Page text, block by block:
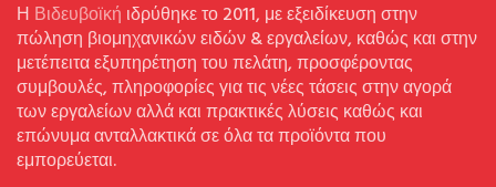
Η Βιδευβοϊκή ιδρύθηκε το 2011, με εξειδίκευση στην
πώληση βιομηχανικών ειδών & εργαλείων, καθώς και στην
μετέπειτα εξυπηρέτηση του πελάτη, προσφέροντας
συμβουλές, πληροφορίες για τις νέες τάσεις στην αγορά
των εργαλείων αλλά και πρακτικές λύσεις καθώς και
επώνυμα ανταλλακτικά σε όλα τα προϊόντα που
εμπορεύεται.